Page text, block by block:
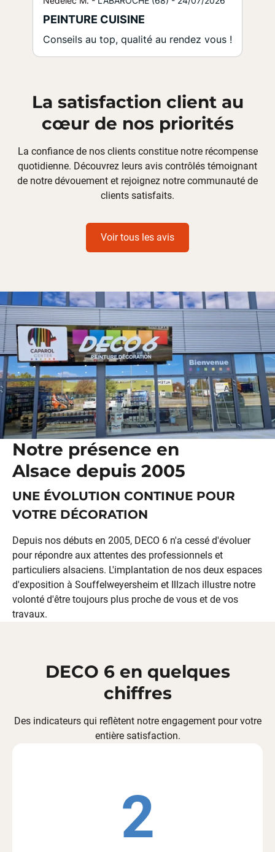
PEINTURE CUISINE
Conseils au top, qualité au rendez vous !
La satisfaction client au
cœur de nos priorités
La confiance de nos clients constitue notre récompense
quotidienne. Découvrez leurs avis contrôlés témoignant
de notre dévouement et rejoignez notre communauté de
clients satisfaits.
Voir tous les avis
Notre présence en
Alsace depuis 2005
UNE ÉVOLUTION CONTINUE POUR
VOTRE DÉCORATION
Depuis nos débuts en 2005, DECO 6 n'a cessé d'évoluer
pour répondre aux attentes des professionnels et
particuliers alsaciens. L'implantation de nos deux espaces
d'exposition à Souffelweyersheim et Illzach illustre notre
volonté d'être toujours plus proche de vous et de vos
travaux.
DECO 6 en quelques
chiffres
Des indicateurs qui reflètent notre engagement pour votre
entière satisfaction.
2